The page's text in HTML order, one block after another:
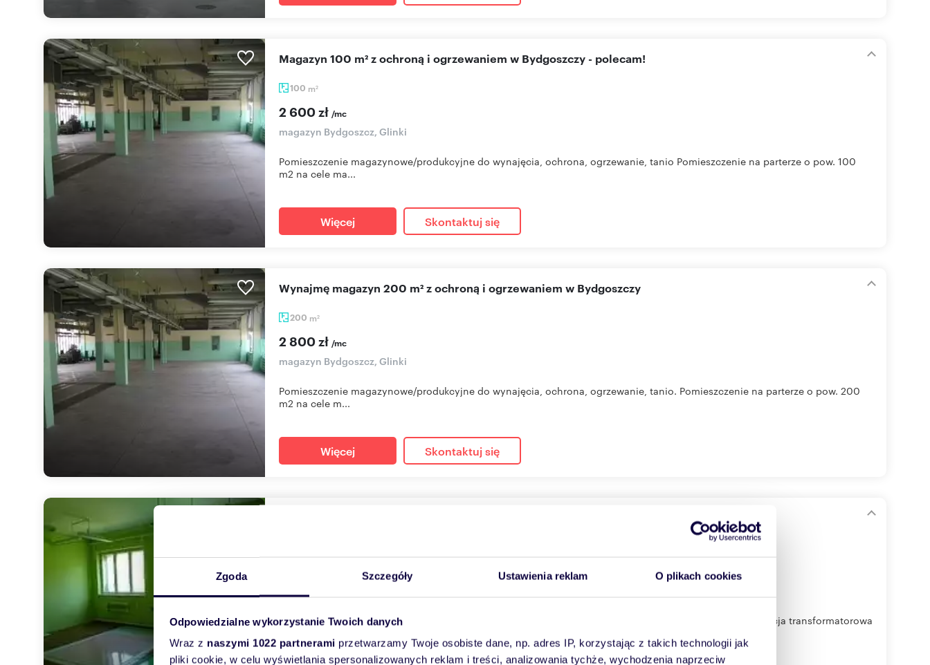
Zgoda Szczegóły Ustawienia reklam O plikach cookies
Odpowiedzialne wykorzystanie Twoich danych
Wraz z naszymi 1022 partnerami przetwarzamy Twoje osobiste dane, np. adres IP, korzystając z takich technologii jak
pliki cookie, w celu wyświetlania spersonalizowanych reklam i treści, analizowania tychże, wychodzenia naprzeciw
100 m2
Magazyn 100 m² z ochroną i ogrzewaniem w Bydgoszczy - polecam!
2 600 zł /mc
magazyn Bydgoszcz, Glinki
Pomieszczenie magazynowe/produkcyjne do wynajęcia, ochrona, ogrzewanie, tanio Pomieszczenie na parterze o pow. 100
m2 na cele ma...
Więcej Skontaktuj się
200 m2
Wynajmę magazyn 200 m² z ochroną i ogrzewaniem w Bydgoszczy
2 800 zł /mc
magazyn Bydgoszcz, Glinki
Pomieszczenie magazynowe/produkcyjne do wynajęcia, ochrona, ogrzewanie, tanio. Pomieszczenie na parterze o pow. 200
m2 na cele m...
Więcej Skontaktuj się
Pomieszczenie o pow. ok. 30 m2 na cele magazynowe, drobna produkcja, itp. - instalacja elektryczna, stacja transformatorowa